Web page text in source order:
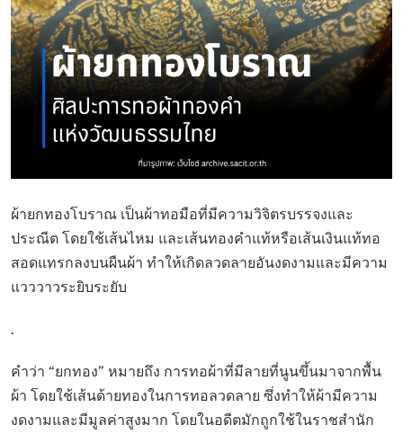
ผ้ายกทองโบราณ เป็นผ้าทอมือที่มีความวิจิตรบรรจงและ
ประณีต โดยใช้เส้นไหม และเส้นทองคำแท้หรือเส้นเงินแท้ทอ
สอดแทรกลงบนผืนผ้า ทำให้เกิดลวดลายอันงดงามและมีความ
แวววาวระยิบระยับ
.
คำว่า “ยกทอง” หมายถึง การทอผ้าที่มีลายที่นูนขึ้นมาจากพื้น
ผ้า โดยใช้เส้นด้ายทองในการทอลวดลาย ซึ่งทำให้ผ้ามีความ
งดงามและมีมูลค่าสูงมาก โดยในอดีตมักถูกใช้ในราชสำนัก